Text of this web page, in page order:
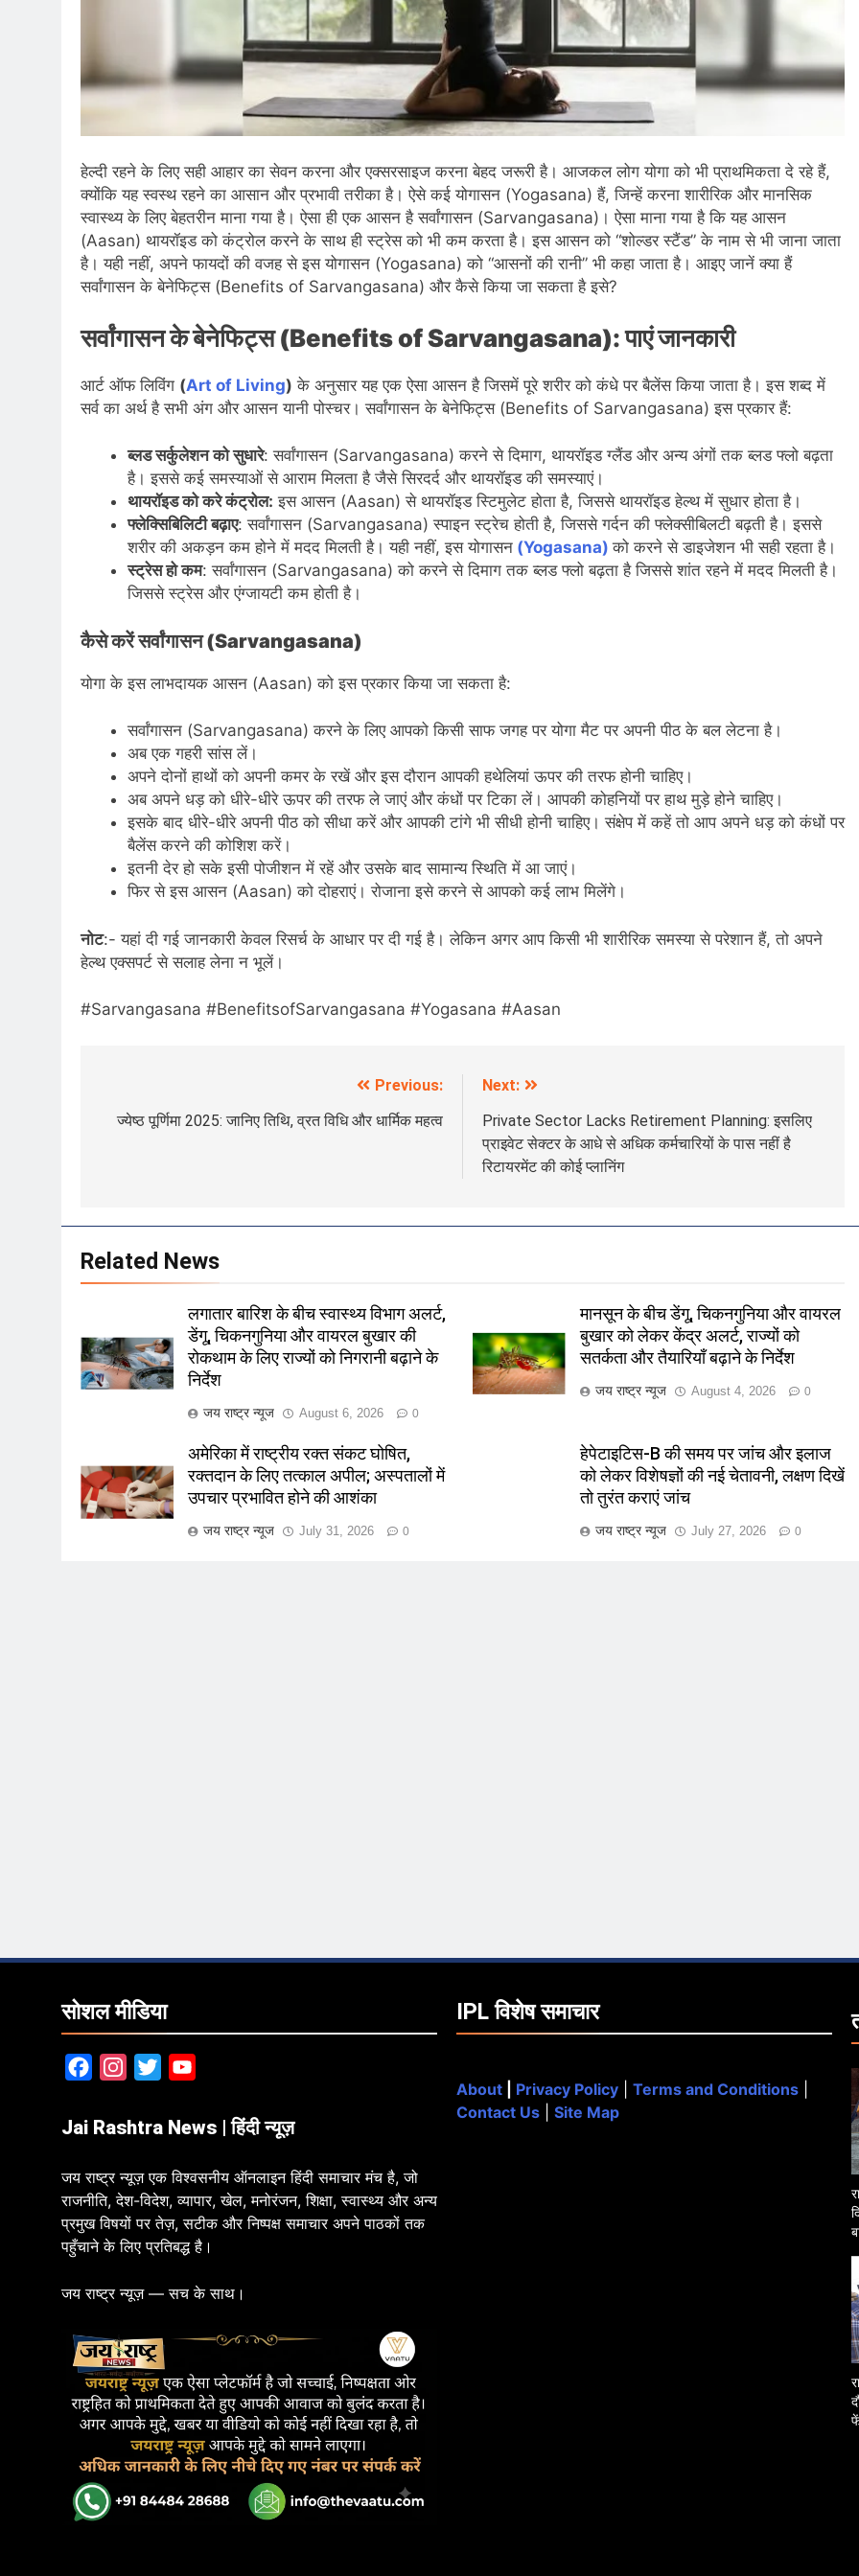
हेल्दी रहने के लिए सही आहार का सेवन करना और एक्सरसाइज करना बेहद जरूरी है। आजकल लोग योगा को भी प्राथमिकता दे रहे हैं,
क्योंकि यह स्वस्थ रहने का आसान और प्रभावी तरीका है। ऐसे कई योगासन (Yogasana) हैं, जिन्हें करना शारीरिक और मानसिक
स्वास्थ्य के लिए बेहतरीन माना गया है। ऐसा ही एक आसन है सर्वांगासन (Sarvangasana)। ऐसा माना गया है कि यह आसन
(Aasan) थायरॉइड को कंट्रोल करने के साथ ही स्ट्रेस को भी कम करता है। इस आसन को “शोल्डर स्टैंड” के नाम से भी जाना जाता
है। यही नहीं, अपने फायदों की वजह से इस योगासन (Yogasana) को “आसनों की रानी” भी कहा जाता है। आइए जानें क्या हैं
सर्वांगासन के बेनेफिट्स (Benefits of Sarvangasana) और कैसे किया जा सकता है इसे?
सर्वांगासन के बेनेफिट्स (Benefits of Sarvangasana): पाएं जानकारी
आर्ट ऑफ लिविंग (Art of Living) के अनुसार यह एक ऐसा आसन है जिसमें पूरे शरीर को कंधे पर बैलेंस किया जाता है। इस शब्द में
सर्व का अर्थ है सभी अंग और आसन यानी पोस्चर। सर्वांगासन के बेनेफिट्स (Benefits of Sarvangasana) इस प्रकार हैं:
ब्लड सर्कुलेशन को सुधारे: सर्वांगासन (Sarvangasana) करने से दिमाग, थायरॉइड ग्लैंड और अन्य अंगों तक ब्लड फ्लो बढ़ता
है। इससे कई समस्याओं से आराम मिलता है जैसे सिरदर्द और थायरॉइड की समस्याएं।
थायरॉइड को करे कंट्रोल: इस आसन (Aasan) से थायरॉइड स्टिमुलेट होता है, जिससे थायरॉइड हेल्थ में सुधार होता है।
फ्लेक्सिबिलिटी बढ़ाए: सर्वांगासन (Sarvangasana) स्पाइन स्ट्रेच होती है, जिससे गर्दन की फ्लेक्सीबिलटी बढ़ती है। इससे
शरीर की अकड़न कम होने में मदद मिलती है। यही नहीं, इस योगासन(Yogasana)को करने से डाइजेशन भी सही रहता है।
स्ट्रेस हो कम: सर्वांगासन (Sarvangasana) को करने से दिमाग तक ब्लड फ्लो बढ़ता है जिससे शांत रहने में मदद मिलती है।
जिससे स्ट्रेस और एंग्जायटी कम होती है।
कैसे करें सर्वांगासन (Sarvangasana)
योगा के इस लाभदायक आसन (Aasan) को इस प्रकार किया जा सकता है:
सर्वांगासन (Sarvangasana) करने के लिए आपको किसी साफ जगह पर योगा मैट पर अपनी पीठ के बल लेटना है।
अब एक गहरी सांस लें।
अपने दोनों हाथों को अपनी कमर के रखें और इस दौरान आपकी हथेलियां ऊपर की तरफ होनी चाहिए।
अब अपने धड़ को धीरे-धीरे ऊपर की तरफ ले जाएं और कंधों पर टिका लें। आपकी कोहनियों पर हाथ मुड़े होने चाहिए।
इसके बाद धीरे-धीरे अपनी पीठ को सीधा करें और आपकी टांगे भी सीधी होनी चाहिए। संक्षेप में कहें तो आप अपने धड़ को कंधों पर
बैलेंस करने की कोशिश करें।
इतनी देर हो सके इसी पोजीशन में रहें और उसके बाद सामान्य स्थिति में आ जाएं।
फिर से इस आसन (Aasan) को दोहराएं। रोजाना इसे करने से आपको कई लाभ मिलेंगे।
नोट:- यहां दी गई जानकारी केवल रिसर्च के आधार पर दी गई है। लेकिन अगर आप किसी भी शारीरिक समस्या से परेशान हैं, तो अपने
हेल्थ एक्सपर्ट से सलाह लेना न भूलें।
#Sarvangasana #BenefitsofSarvangasana #Yogasana #Aasan
navigation
Previous:
ज्येष्ठ पूर्णिमा 2025: जानिए तिथि, व्रत विधि और धार्मिक महत्व
Next:
Private Sector Lacks Retirement Planning: इसलिए
प्राइवेट सेक्टर के आधे से अधिक कर्मचारियों के पास नहीं है
रिटायरमेंट की कोई प्लानिंग
Related News
लगातार बारिश के बीच स्वास्थ्य विभाग अलर्ट,
डेंगू, चिकनगुनिया और वायरल बुखार की
रोकथाम के लिए राज्यों को निगरानी बढ़ाने के
निर्देश
जय राष्ट्र न्यूज August 6, 2026 0
मानसून के बीच डेंगू, चिकनगुनिया और वायरल
बुखार को लेकर केंद्र अलर्ट, राज्यों को
सतर्कता और तैयारियाँ बढ़ाने के निर्देश
जय राष्ट्र न्यूज August 4, 2026 0
अमेरिका में राष्ट्रीय रक्त संकट घोषित,
रक्तदान के लिए तत्काल अपील; अस्पतालों में
उपचार प्रभावित होने की आशंका
जय राष्ट्र न्यूज July 31, 2026 0
हेपेटाइटिस-B की समय पर जांच और इलाज
को लेकर विशेषज्ञों की नई चेतावनी, लक्षण दिखें
तो तुरंत कराएं जांच
जय राष्ट्र न्यूज July 27, 2026 0
सोशल मीडिया
FacebookInstagram
Twitter
Jai Rashtra News | हिंदी न्यूज़
जय राष्ट्र न्यूज़ एक विश्वसनीय ऑनलाइन हिंदी समाचार मंच है, जो
राजनीति, देश-विदेश, व्यापार, खेल, मनोरंजन, शिक्षा, स्वास्थ्य और अन्य
प्रमुख विषयों पर तेज़, सटीक और निष्पक्ष समाचार अपने पाठकों तक
पहुँचाने के लिए प्रतिबद्ध है।
जय राष्ट्र न्यूज़ — सच के साथ।
IPL विशेष समाचार
About Privacy Policy Terms and Conditions
Contact Us
Site Map